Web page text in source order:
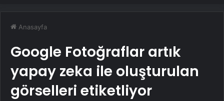
Anasayfa
Google Fotoğraflar artık
yapay zeka ile oluşturulan
görselleri etiketliyor